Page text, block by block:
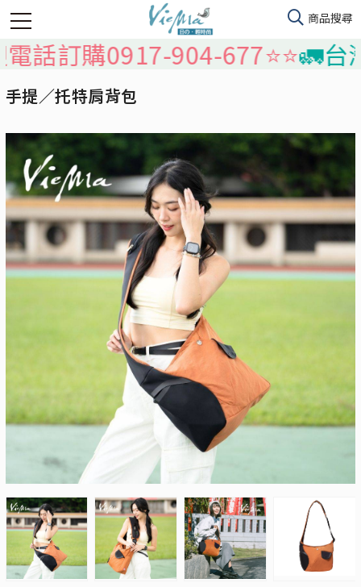
0917-904-677⭐️⭐️🚛台灣本島
手提／托特肩背包